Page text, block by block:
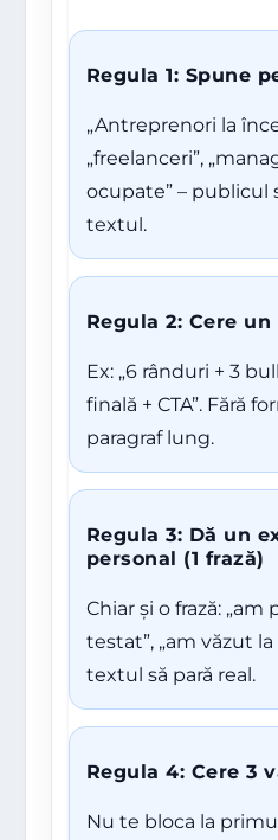
Regula 1: Spune
„Antreprenori la
„freelanceri”,
ocupate” –
textul.
Regula 2: Cere
Ex: „6 rânduri + 3
finală + CTA”. Fără
paragraf lung.
Regula 3: Dă un
personal (1 frază)
Chiar și o frază: „am
testat”, „am văzut
textul să pară real.
Regula 4: Cere 3
Nu te bloca la